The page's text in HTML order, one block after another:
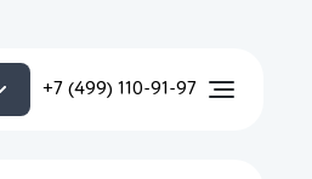
+7 (499) 110-91-97